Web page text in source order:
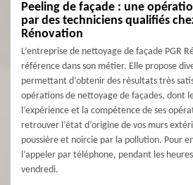
Peeling de façade : une
par des techniciens qualifiés
Rénovation
L’entreprise de nettoyage de façade PGR
référence dans son métier. Elle propose
permettant d’obtenir des résultats très
opérations de nettoyage de façades, dont
l’expérience et la compétence de ses
retrouver l’état d’origine de vos murs
poussière et noircie par la pollution. Pour
l’appeler par téléphone, pendant les
vendredi.